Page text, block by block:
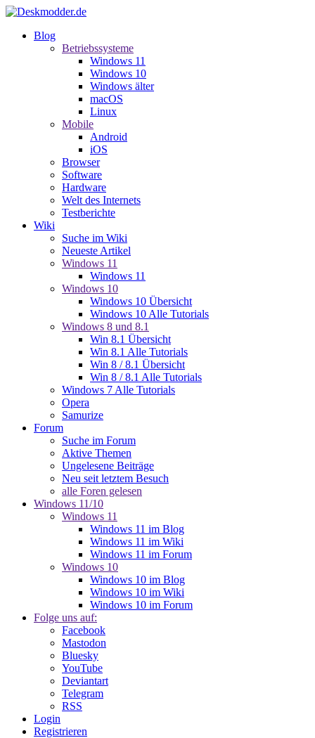
Blog
Betriebssysteme
Windows 11
Windows 10
Windows älter
macOS
Linux
Mobile
Android
iOS
Browser
Software
Hardware
Welt des Internets
Testberichte
Wiki
Suche im Wiki
Neueste Artikel
Windows 11
Windows 11
Windows 10
Windows 10 Übersicht
Windows 10 Alle Tutorials
Windows 8 und 8.1
Win 8.1 Übersicht
Win 8.1 Alle Tutorials
Win 8 / 8.1 Übersicht
Win 8 / 8.1 Alle Tutorials
Windows 7 Alle Tutorials
Opera
Samurize
Forum
Suche im Forum
Aktive Themen
Ungelesene Beiträge
Neu seit letztem Besuch
alle Foren gelesen
Windows 11/10
Windows 11
Windows 11 im Blog
Windows 11 im Wiki
Windows 11 im Forum
Windows 10
Windows 10 im Blog
Windows 10 im Wiki
Windows 10 im Forum
Folge uns auf:
Facebook
Mastodon
Bluesky
YouTube
Deviantart
Telegram
RSS
Login
Registrieren